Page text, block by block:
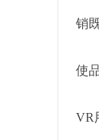
销
使
VR